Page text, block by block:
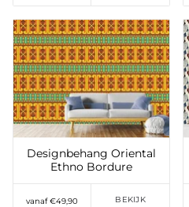
Toevoegen aan
verlanglijst
Designbehang Oriental
Ethno Bordure
vanaf €49,90 BEKIJK